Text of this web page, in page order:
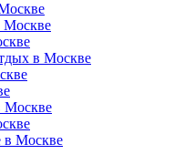
Москве
в Москве
Москве
в Москве